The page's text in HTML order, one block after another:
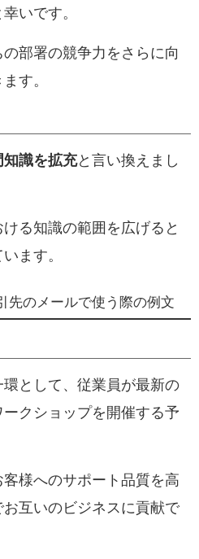
いです。
部署の競争力をさらに向
す。
知識を拡充と言い換えまし
る知識の範囲を広げると
ます。
先のメールで使う際の例文
として、従業員が最新の
クショップを開催する予
様へのサポート品質を高
お互いのビジネスに貢献で